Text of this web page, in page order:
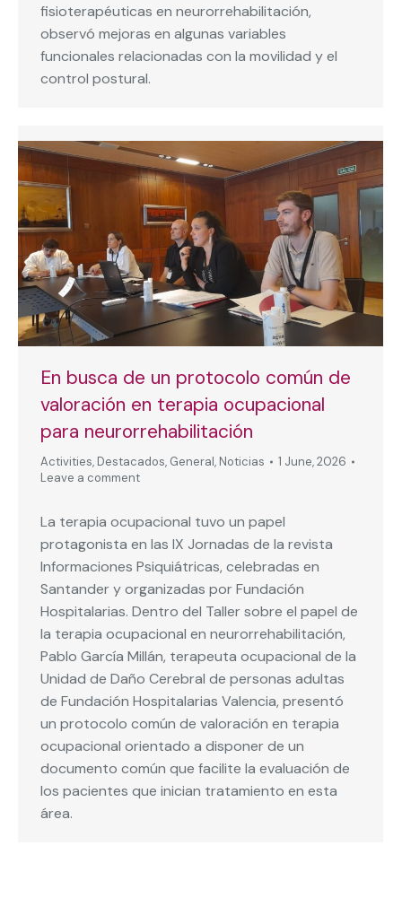
fisioterapéuticas en neurorrehabilitación,
observó mejoras en algunas variables
funcionales relacionadas con la movilidad y el
control postural.
En busca de un protocolo común de
valoración en terapia ocupacional
para neurorrehabilitación
Activities, Destacados, General, Noticias
1 June, 2026
Leave a comment
La terapia ocupacional tuvo un papel
protagonista en las IX Jornadas de la revista
Informaciones Psiquiátricas, celebradas en
Santander y organizadas por Fundación
Hospitalarias. Dentro del Taller sobre el papel de
la terapia ocupacional en neurorrehabilitación,
Pablo García Millán, terapeuta ocupacional de la
Unidad de Daño Cerebral de personas adultas
de Fundación Hospitalarias Valencia, presentó
un protocolo común de valoración en terapia
ocupacional orientado a disponer de un
documento común que facilite la evaluación de
los pacientes que inician tratamiento en esta
área.